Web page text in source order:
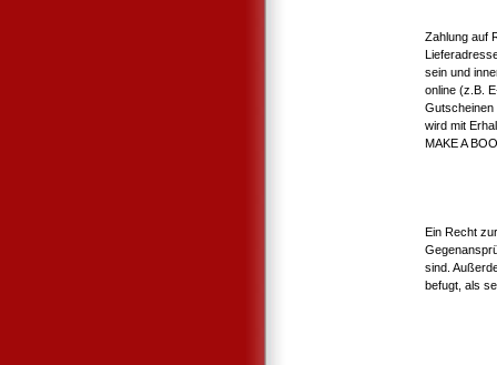
Zahlung auf
sein und
online (z.B.
Gutscheinen
wird mit
MAKE A
Ein Recht
sind.
befugt, als